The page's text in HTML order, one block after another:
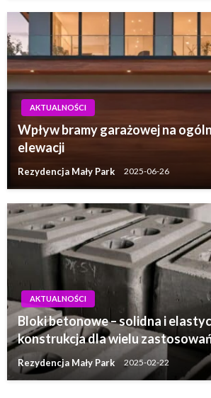
AKTUALNOŚCI
Wpływ bramy garażowej na
elewacji
Rezydencja Mały Park 2025-06-26
AKTUALNOŚCI
Bloki betonowe – solidna i
konstrukcja dla wielu
Rezydencja Mały Park 2025-02-22